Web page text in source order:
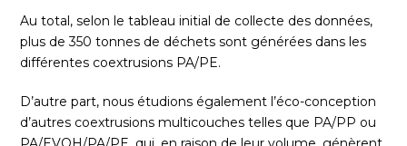
Au total, selon le tableau initial de collecte des données,
plus de 350 tonnes de déchets sont générées dans les
différentes coextrusions PA/PE.
D’autre part, nous étudions également l’éco-conception
d’autres coextrusions multicouches telles que PA/PP ou